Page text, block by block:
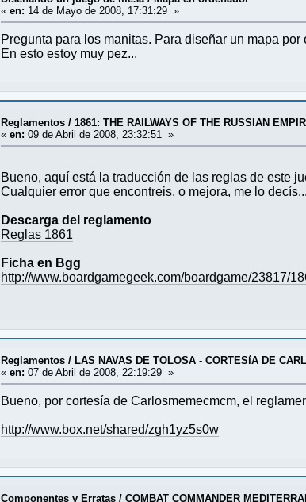
«en: 14 de Mayo de 2008, 17:31:29 »
Pregunta para los manitas. Para diseñar un mapa
En esto estoy muy pez...
Reglamentos /1861: THE RAILWAYS OF THE RUSSIAN
«en: 09 de Abril de 2008, 23:32:51 »
Bueno, aquí está la traducción de las reglas de este
Cualquier error que encontreis, o mejora, me lo
Descarga del reglamento
Reglas 1861
Ficha en Bgg
http://www.boardgamegeek.com/boardgame/23817/
Reglamentos /LAS NAVAS DE TOLOSA - CORTESíA DE
«en: 07 de Abril de 2008, 22:19:29 »
Bueno, por cortesía de Carlosmemecmcm, el
http://www.box.net/shared/zgh1yz5s0w
Componentes y Erratas /COMBAT COMMANDER